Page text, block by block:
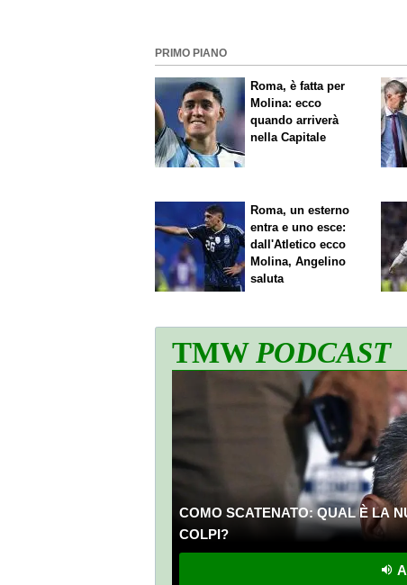
PRIMO PIANO
Roma, è fatta per
Molina: ecco
quando arriverà
nella Capitale
Roma, un esterno
entra e uno esce:
dall'Atletico ecco
Molina, Angelino
saluta
TMWPODCAST
COMO SCATENATO: QUAL È LA
COLPI?